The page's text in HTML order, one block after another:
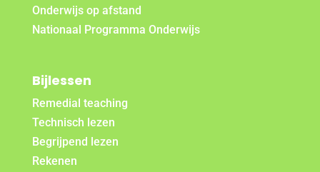
Onderwijs op afstand
Nationaal Programma Onderwijs
Bijlessen
Remedial teaching
Technisch lezen
Begrijpend lezen
Rekenen